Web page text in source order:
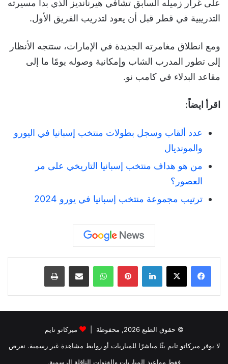
على غرار زميله السابق تشافي هيرنانديز الذي بدأ مسيرته
التدريبية في قطر قبل أن يعود لتدريب الفريق الأول.
ومع انطلاق مغامرته الجديدة في الإمارات، ستتجه الأنظار
إلى تطور المدرب الشاب وإمكانية وصوله يومًا ما إلى
مقاعد البدلاء في كامب نو.
اقرأ ايضاً:
عدد ألقاب وسجل بطولات منتخب إسبانيا في اليورو
والمونديال
من هو هداف منتخب إسبانيا التاريخي على مر
العصور؟
ترتيب مجموعة منتخب إسبانيا في يورو 2024
لينكدإن بينتيريست واتساب
© حقوق الطبع 2026, محفوظة |
ميركاتو تايم
لا يوفر ميركاتو تايم بثًا مباشرًا للمباريات أو روابط مشاهدة غير رسمية. نعرض
فقط مواعيد المباريات والقنوات الناقلة الرسمية.